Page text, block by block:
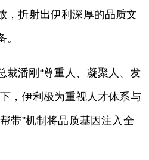
，折射出伊利深厚的品质文
裁潘刚“尊重人、凝聚人、发
，伊利极为重视人才体系与
带”机制将品质基因注入全